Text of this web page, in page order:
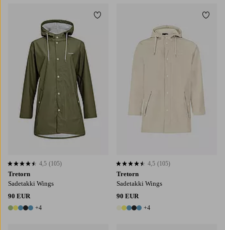
Tretorn
Sadetakki Wings
90 EUR
9 värejä
+4
4,5 perustuen 105 arvosanaan
4,5 (105)
Lisää suosikkeihin
Tretorn
Sadetakki Wings
90 EUR
9 värejä
+4
4,5 perustuen 105 arvosanaan
4,5 (105)